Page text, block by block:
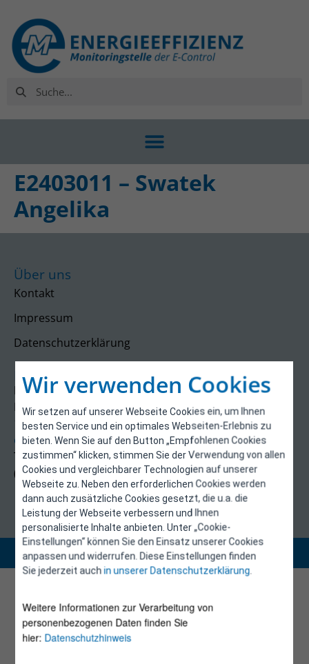
Wir verwenden Cookies
Wir setzen auf unserer Webseite Cookies ein, um Ihnen
besten Service und ein optimales Webseiten-Erlebnis zu
bieten. Wenn Sie auf den Button „Empfohlenen Cookies
zustimmen“ klicken, stimmen Sie der Verwendung von allen
Cookies und vergleichbarer Technologien auf unserer
Webseite zu. Neben den erforderlichen Cookies werden
dann auch zusätzliche Cookies gesetzt, die u.a. die
Leistung der Webseite verbessern und Ihnen
personalisierte Inhalte anbieten. Unter „Cookie-
Einstellungen“ können Sie den Einsatz unserer Cookies
anpassen und widerrufen. Diese Einstellungen finden
Sie jederzeit auchin unserer Datenschutzerklärung.
Weitere Informationen zur Verarbeitung von
personenbezogenen Daten finden Sie
hier: Datenschutzhinweis
E2403011 – Swatek
Angelika
Über uns
Kontakt
Impressum
Datenschutzerklärung
Kontakt
E-Control
Rudolfsplatz 13a
1010 Wien
energieeffizienz@e-control.at
Tel +43 1 5324724
(Mo, Mi-Fr 09:30-12:30 Uhr)
Copyright 2026 © E-Control